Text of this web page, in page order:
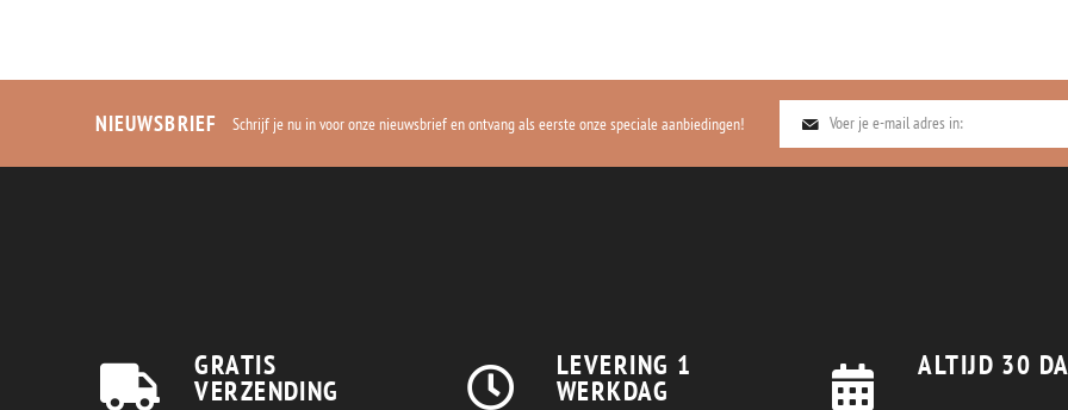
NIEUWSBRIEF Schrijf je nu in voor onze nieuwsbrief en ontvang als eerste onze speciale aanbiedingen!
GRATIS
VERZENDING
LEVERING 1
WERKDAG
ALTIJD 30